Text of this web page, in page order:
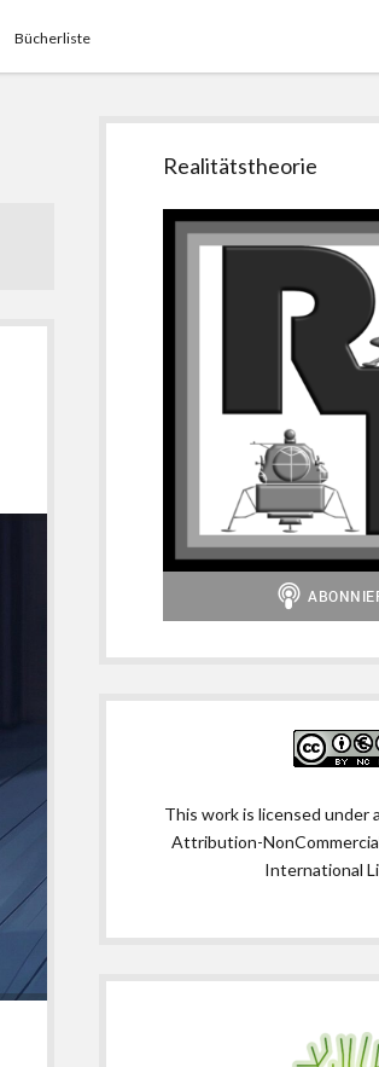
Bücherliste
Seitenleiste
Realitätstheorie
This work is licensed under a
Attribution-
International